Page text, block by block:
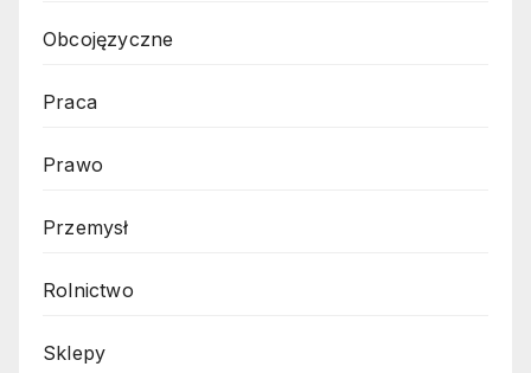
Obcojęzyczne
Praca
Prawo
Przemysł
Rolnictwo
Sklepy